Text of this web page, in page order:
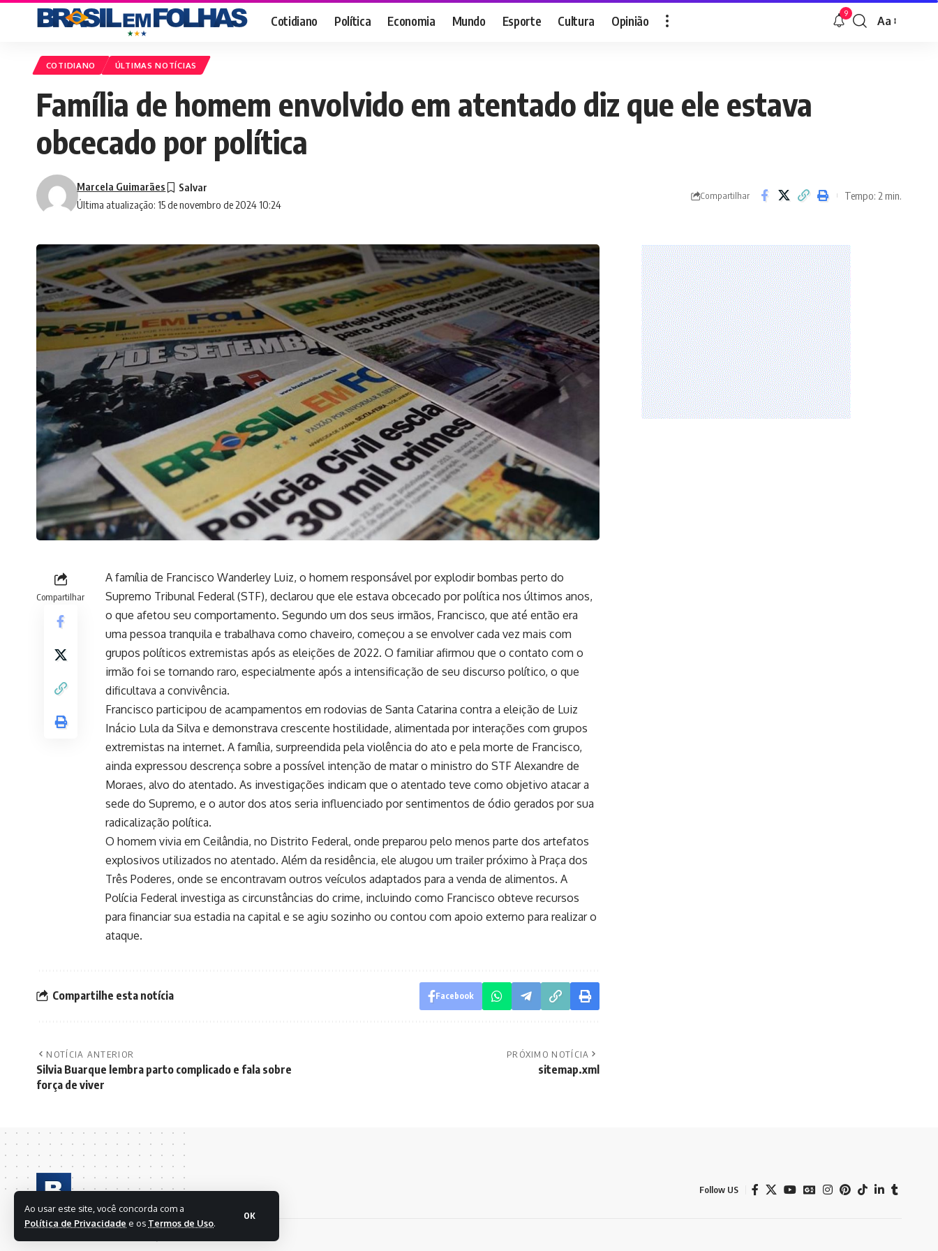
Ao usar este site, você concorda com a
Política de Privacidade e os Termos de Uso.
OK
Cotidiano Política Economia Mundo Esporte Cultura Opinião 9
Font
Aa
COTIDIANO ÚLTIMAS NOTÍCIAS
Família de homem envolvido em atentado diz que ele estava
obcecado por política
Última atualização: 15 de novembro de 2024 10:24
Marcela Guimarães
Compartilhar Tempo: 2 min.
Compartilhar
A família de Francisco Wanderley Luiz, o homem responsável por explodir bombas perto do
Supremo Tribunal Federal (STF), declarou que ele estava obcecado por política nos últimos anos,
o que afetou seu comportamento. Segundo um dos seus irmãos, Francisco, que até então era
uma pessoa tranquila e trabalhava como chaveiro, começou a se envolver cada vez mais com
grupos políticos extremistas após as eleições de 2022. O familiar afirmou que o contato com o
irmão foi se tornando raro, especialmente após a intensificação de seu discurso político, o que
dificultava a convivência.
Francisco participou de acampamentos em rodovias de Santa Catarina contra a eleição de Luiz
Inácio Lula da Silva e demonstrava crescente hostilidade, alimentada por interações com grupos
extremistas na internet. A família, surpreendida pela violência do ato e pela morte de Francisco,
ainda expressou descrença sobre a possível intenção de matar o ministro do STF Alexandre de
Moraes, alvo do atentado. As investigações indicam que o atentado teve como objetivo atacar a
sede do Supremo, e o autor dos atos seria influenciado por sentimentos de ódio gerados por sua
radicalização política.
O homem vivia em Ceilândia, no Distrito Federal, onde preparou pelo menos parte dos artefatos
explosivos utilizados no atentado. Além da residência, ele alugou um trailer próximo à Praça dos
Três Poderes, onde se encontravam outros veículos adaptados para a venda de alimentos. A
Polícia Federal investiga as circunstâncias do crime, incluindo como Francisco obteve recursos
para financiar sua estadia na capital e se agiu sozinho ou contou com apoio externo para realizar o
ataque.
Compartilhe esta notícia Facebook
NOTÍCIA ANTERIOR
Silvia Buarque lembra parto complicado e fala sobre
força de viver
PRÓXIMO NOTÍCIA
sitemap.xml
Follow US